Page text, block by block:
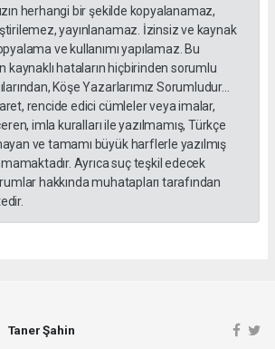
herhangi bir şekilde kopyalanamaz,
yayınlanamaz. İzinsiz ve kaynak
ve kullanımı yapılamaz. Bu
kaynaklı hataların hiçbirinden sorumlu
Köşe Yazarlarımız Sorumludur...
rencide edici cümleler veya imalar,
imla kuralları ile yazılmamış, Türkçe
ve tamamı büyük harflerle yazılmış
Ayrıca suç teşkil edecek
hakkında muhatapları tarafından
Taner Şahin